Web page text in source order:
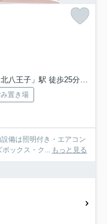
八王子」駅 徒歩25分
置き場
備は照明付き・エアコン
ックス・ク... もっと見る